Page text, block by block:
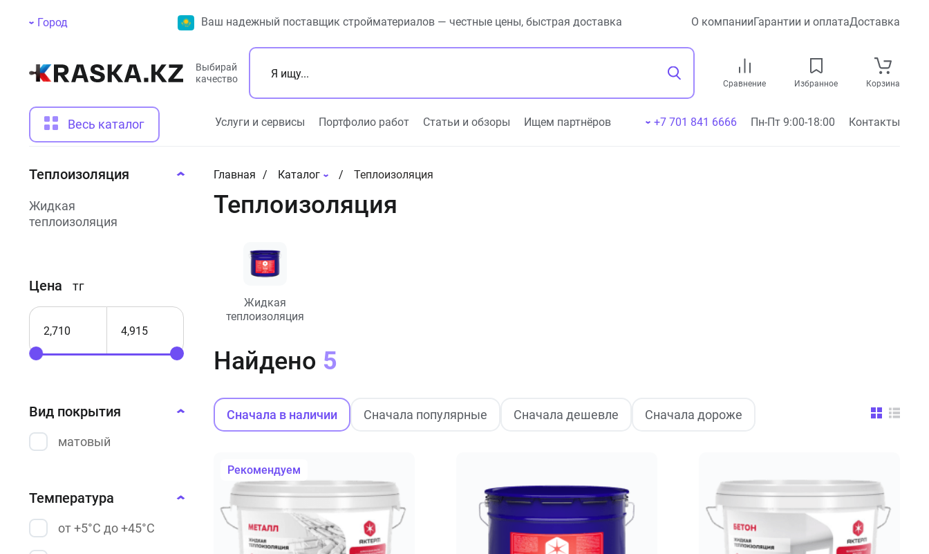
Город Ваш надежный поставщик стройматериалов — честные цены, быстрая доставка О компанииГарантии и оплатаДоставка
Выбирай
качество
Сравнение Избранное Корзина
Весь каталог Услуги и сервисы Портфолио работ Статьи и обзоры Ищем партнёров +7 701 841 6666 Пн-Пт 9:00-18:00 Контакты
Теплоизоляция
Жидкая
теплоизоляция
Цена тг
Вид покрытия
матовый
Температура
от +5°С до +45°С
Главная Каталог Теплоизоляция
Теплоизоляция
Жидкая
теплоизоляция
Сначала в наличии Сначала популярные Сначала дешевле Сначала дороже
Найдено 5
Рекомендуем